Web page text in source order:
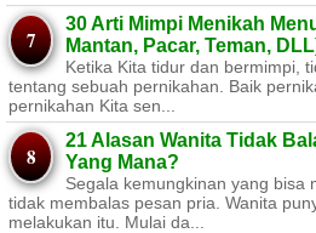
30 Arti Mimpi Menikah
Mantan, Pacar, Teman,
Ketika Kita tidur dan bermimpi,
tentang sebuah pernikahan. Baik
pernikahan Kita sen...
21 Alasan Wanita Tidak
Yang Mana?
Segala kemungkinan yang bisa
tidak membalas pesan pria. Wanita
melakukan itu. Mulai da...